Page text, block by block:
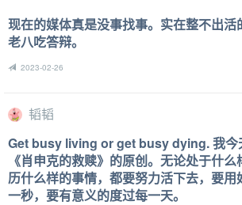
现在的媒体真是没事找事。实在整不出活
老八吃答辩。
2023-02-26
韬韬
Get busy living or get busy dying. 我今
《肖申克的救赎》的原创。无论处于什
历什么样的事情，都要努力活下去，要用
一秒，要有意义的度过每一天。